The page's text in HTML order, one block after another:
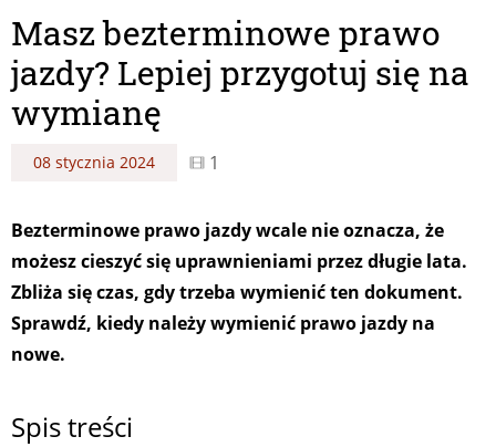
Masz bezterminowe prawo
jazdy? Lepiej przygotuj się na
wymianę
08 stycznia 2024 1
Bezterminowe prawo jazdy wcale nie oznacza, że
możesz cieszyć się uprawnieniami przez długie lata.
Zbliża się czas, gdy trzeba wymienić ten dokument.
Sprawdź, kiedy należy wymienić prawo jazdy na
nowe.
Spis treści